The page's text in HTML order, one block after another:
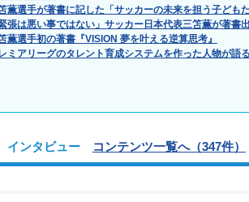
薫選手が著書に記した「サッカーの未来を担う子ども
緊張は悪い事ではない」サッカー日本代表三笘薫が著書
薫選手初の著書『VISION 夢を叶える逆算思考』
ミアリーグのタレント育成システムを作った人物が語
インタビュー コンテンツ一覧へ（347件）